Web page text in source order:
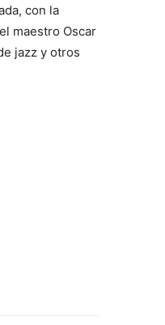
con la
maestro Oscar
jazz y otros